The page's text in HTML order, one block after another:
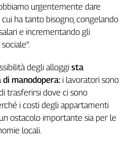
urgentemente dare
ha tanto bisogno, congelando
e incrementando gli
degli alloggi sta
manodopera: i lavoratori sono
trasferirsi dove ci sono
i costi degli appartamenti
ostacolo importante sia per le
locali.